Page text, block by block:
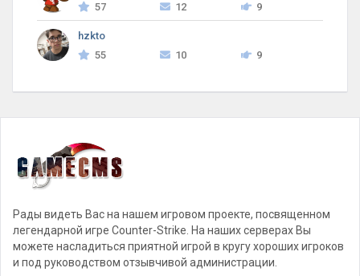
57
12 9
hzkto
55
10 9
Рады видеть Вас на нашем игровом проекте, посвященном
легендарной игре Counter-Strike. На наших серверах Вы
можете насладиться приятной игрой в кругу хороших игроков
и под руководством отзывчивой администрации.